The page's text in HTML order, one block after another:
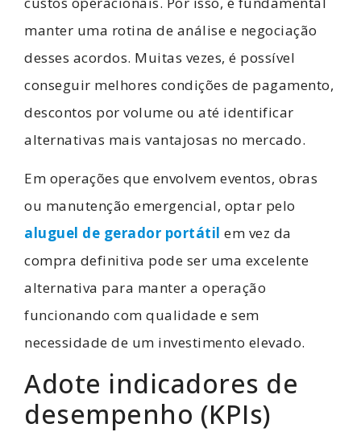
manter uma rotina de análise e negociação
desses acordos. Muitas vezes, é possível
conseguir melhores condições de pagamento,
descontos por volume ou até identificar
alternativas mais vantajosas no mercado.
Em operações que envolvem eventos, obras
ou manutenção emergencial, optar pelo
aluguel de gerador portátil em vez da
compra definitiva pode ser uma excelente
alternativa para manter a operação
funcionando com qualidade e sem
necessidade de um investimento elevado.
Adote indicadores de
desempenho (KPIs)